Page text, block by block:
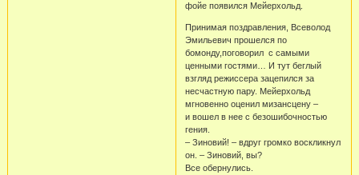
фойе появился Мейерхольд.
Принимая поздравления, Всеволод
Эмильевич прошелся по
бомонду,поговорил с самыми
ценными гостями… И тут беглый
взгляд режиссера зацепился за
несчастную пару. Мейерхольд
мгновенно оценил мизансцену –
и вошел в нее с безошибочностью
гения.
– Зиновий! – вдруг громко воскликнул
он. – Зиновий, вы?
Все обернулись.